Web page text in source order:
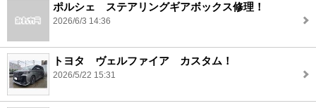
ポルシェ ステアリングギアボックス修理！
2026/6/3 14:36
トヨタ ヴェルファイア カスタム！
2026/5/22 15:31